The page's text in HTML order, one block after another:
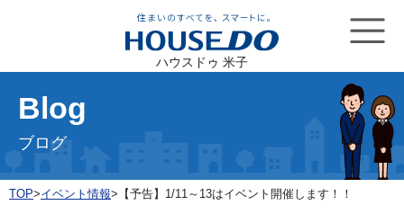
ハウスドゥ 米子
Blog
ブログ
TOP>イベント情報> 【予告】1/11～13はイベント開催します！！